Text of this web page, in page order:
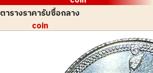
ตารางราคารับซื้อกลาง
coin